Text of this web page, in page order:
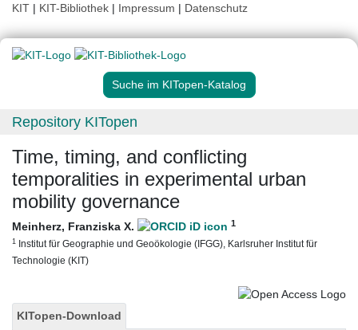
KIT | KIT-Bibliothek | Impressum | Datenschutz
Suche im KITopen-Katalog
Repository KITopen
Time, timing, and conflicting
temporalities in experimental urban
mobility governance
Meinherz, Franziska X. 1
1 Institut für Geographie und Geoökologie (IFGG), Karlsruher Institut für
Technologie (KIT)
KITopen-Download